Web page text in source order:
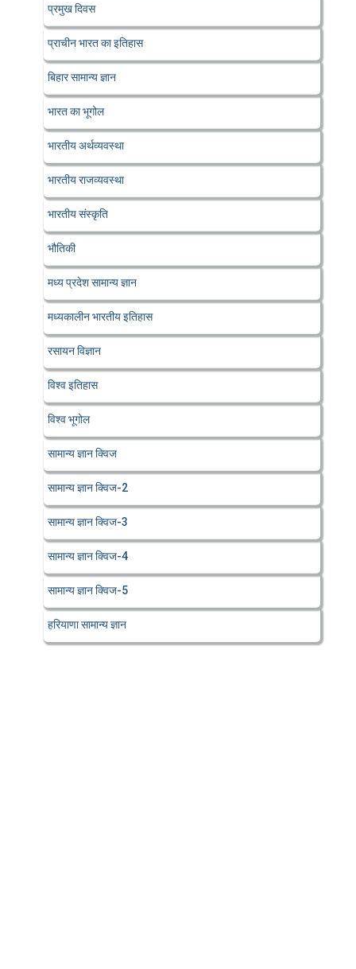
प्रमुख दिवस
प्राचीन भारत का इतिहास
बिहार सामान्य ज्ञान
भारत का भूगोल
भारतीय अर्थव्यवस्था
भारतीय राजव्यवस्था
भारतीय संस्कृति
भौतिकी
मध्य प्रदेश सामान्य ज्ञान
मध्यकालीन भारतीय इतिहास
रसायन विज्ञान
विश्व इतिहास
विश्व भूगोल
सामान्य ज्ञान क्विज
सामान्य ज्ञान क्विज-2
सामान्य ज्ञान क्विज-3
सामान्य ज्ञान क्विज-4
सामान्य ज्ञान क्विज-5
हरियाणा सामान्य ज्ञान